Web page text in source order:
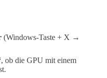
(Windows-Taste + X →
, ob die GPU mit einem